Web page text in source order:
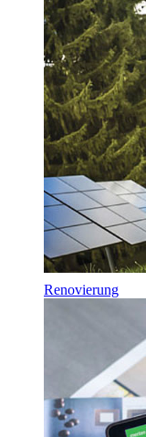
Renovierung